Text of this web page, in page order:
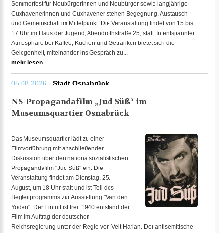
Sommerfest für Neubürgerinnen und Neubürger sowie langjährige
Cuxhavenerinnen und Cuxhavener stehen Begegnung, Austausch
und Gemeinschaft im Mittelpunkt. Die Veranstaltung findet von 15 bis
17 Uhr im Haus der Jugend, Abendrothstraße 25, statt. In entspannter
Atmosphäre bei Kaffee, Kuchen und Getränken bietet sich die
Gelegenheit, miteinander ins Gespräch zu...
mehr lesen...
05.08.2026 - Stadt Osnabrück
NS-Propagandafilm „Jud Süß“ im
Museumsquartier Osnabrück
Das Museumsquartier lädt zu einer
Filmvorführung mit anschließender
Diskussion über den nationalsozialistischen
Propagandafilm "Jud Süß" ein. Die
Veranstaltung findet am Dienstag, 25.
August, um 18 Uhr statt und ist Teil des
Begleitprogramms zur Ausstellung "Van den
Yoden". Der Eintritt ist frei. 1940 entstand der
Film im Auftrag der deutschen
Reichsregierung unter der Regie von Veit Harlan. Der antisemitische